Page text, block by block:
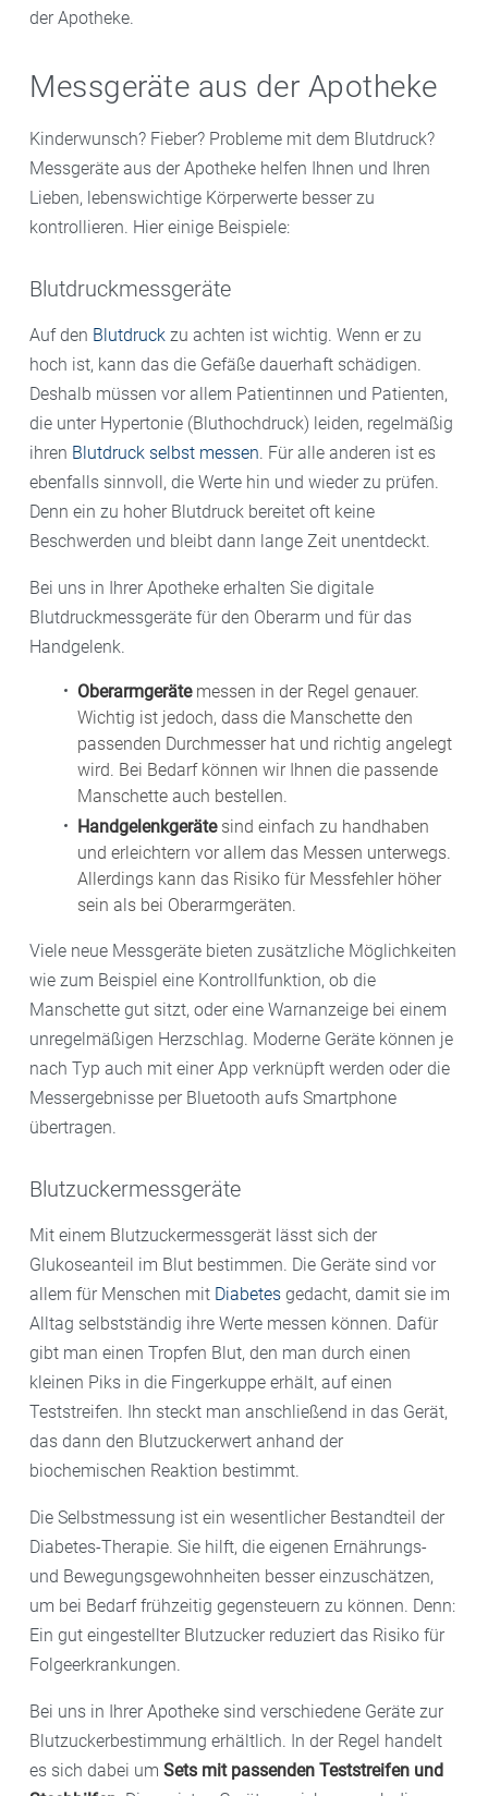
der Apotheke.
Messgeräte aus der Apotheke
Kinderwunsch? Fieber? Probleme mit dem Blutdruck?
Messgeräte aus der Apotheke helfen Ihnen und Ihren
Lieben, lebenswichtige Körperwerte besser zu
kontrollieren. Hier einige Beispiele:
Blutdruckmessgeräte
Auf den Blutdruck zu achten ist wichtig. Wenn er zu
hoch ist, kann das die Gefäße dauerhaft schädigen.
Deshalb müssen vor allem Patientinnen und Patienten,
die unter Hypertonie (Bluthochdruck) leiden, regelmäßig
ihren Blutdruck selbst messen. Für alle anderen ist es
ebenfalls sinnvoll, die Werte hin und wieder zu prüfen.
Denn ein zu hoher Blutdruck bereitet oft keine
Beschwerden und bleibt dann lange Zeit unentdeckt.
Bei uns in Ihrer Apotheke erhalten Sie digitale
Blutdruckmessgeräte für den Oberarm und für das
Handgelenk.
Oberarmgeräte messen in der Regel genauer.
Wichtig ist jedoch, dass die Manschette den
passenden Durchmesser hat und richtig angelegt
wird. Bei Bedarf können wir Ihnen die passende
Manschette auch bestellen.
Handgelenkgerätesind einfach zu handhaben
und erleichtern vor allem das Messen unterwegs.
Allerdings kann das Risiko für Messfehler höher
sein als bei Oberarmgeräten.
Viele neue Messgeräte bieten zusätzliche Möglichkeiten
wie zum Beispiel eine Kontrollfunktion, ob die
Manschette gut sitzt, oder eine Warnanzeige bei einem
unregelmäßigen Herzschlag. Moderne Geräte können je
nach Typ auch mit einer App verknüpft werden oder die
Messergebnisse per Bluetooth aufs Smartphone
übertragen.
Blutzuckermessgeräte
Mit einem Blutzuckermessgerät lässt sich der
Glukoseanteil im Blut bestimmen. Die Geräte sind vor
allem für Menschen mit Diabetes gedacht, damit sie im
Alltag selbstständig ihre Werte messen können. Dafür
gibt man einen Tropfen Blut, den man durch einen
kleinen Piks in die Fingerkuppe erhält, auf einen
Teststreifen. Ihn steckt man anschließend in das Gerät,
das dann den Blutzuckerwert anhand der
biochemischen Reaktion bestimmt.
Die Selbstmessung ist ein wesentlicher Bestandteil der
Diabetes-Therapie. Sie hilft, die eigenen Ernährungs-
und Bewegungsgewohnheiten besser einzuschätzen,
um bei Bedarf frühzeitig gegensteuern zu können. Denn:
Ein gut eingestellter Blutzucker reduziert das Risiko für
Folgeerkrankungen.
Bei uns in Ihrer Apotheke sind verschiedene Geräte zur
Blutzuckerbestimmung erhältlich. In der Regel handelt
es sich dabei um Sets mit passenden Teststreifen und